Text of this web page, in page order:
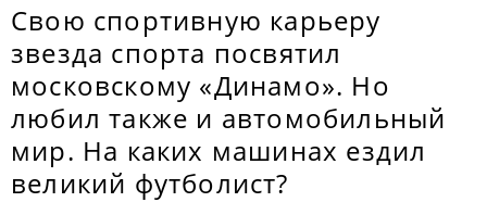
Свою спортивную карьеру
звезда спорта посвятил
московскому «Динамо». Но
любил также и автомобильный
мир. На каких машинах ездил
великий футболист?